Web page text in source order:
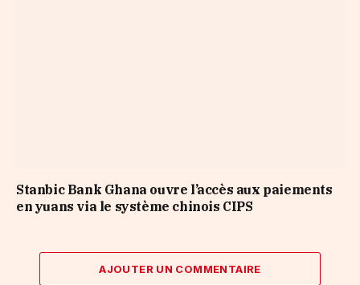
Stanbic Bank Ghana ouvre l’accès aux paiements
en yuans via le système chinois CIPS
AJOUTER UN COMMENTAIRE